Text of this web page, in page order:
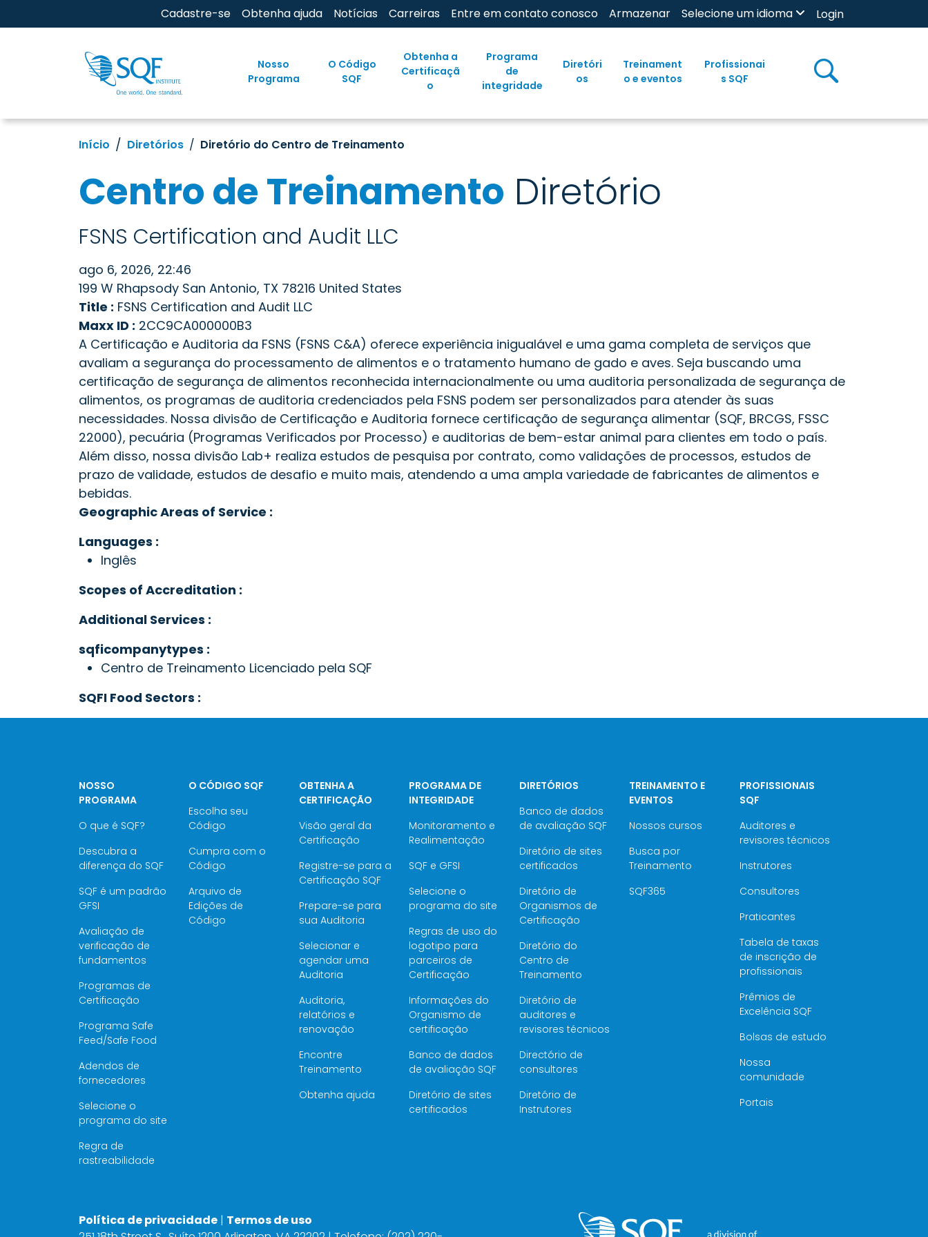
Cadastre-se Obtenha ajuda Notícias Carreiras Entre em contato conosco Armazenar Selecione um idioma Login
Nosso
Programa
O Código
SQF
Obtenha a
Certificaçã
o
Programa
de
integridade
Diretóri
os
Treinament
o e eventos
Profissionai
s SQF
Início Diretórios Diretório do Centro de Treinamento
Centro de Treinamento Diretório
FSNS Certification and Audit LLC
ago 6, 2026, 22:46
199 W Rhapsody San Antonio, TX 78216 United States
Title : FSNS Certification and Audit LLC
Maxx ID : 2CC9CA000000B3
A Certificação e Auditoria da FSNS (FSNS C&A) oferece experiência inigualável e uma gama completa de serviços que
avaliam a segurança do processamento de alimentos e o tratamento humano de gado e aves. Seja buscando uma
certificação de segurança de alimentos reconhecida internacionalmente ou uma auditoria personalizada de segurança de
alimentos, os programas de auditoria credenciados pela FSNS podem ser personalizados para atender às suas
necessidades. Nossa divisão de Certificação e Auditoria fornece certificação de segurança alimentar (SQF, BRCGS, FSSC
22000), pecuária (Programas Verificados por Processo) e auditorias de bem-estar animal para clientes em todo o país.
Além disso, nossa divisão Lab+ realiza estudos de pesquisa por contrato, como validações de processos, estudos de
prazo de validade, estudos de desafio e muito mais, atendendo a uma ampla variedade de fabricantes de alimentos e
bebidas.
Geographic Areas of Service :
Languages :
Inglês
Scopes of Accreditation :
Additional Services :
sqficompanytypes :
Centro de Treinamento Licenciado pela SQF
SQFI Food Sectors :
NOSSO
PROGRAMA
O que é SQF?
Descubra a
diferença do SQF
SQF é um padrão
GFSI
Avaliação de
verificação de
fundamentos
Programas de
Certificação
Programa Safe
Feed/Safe Food
Adendos de
fornecedores
Selecione o
programa do site
Regra de
rastreabilidade
O CÓDIGO SQF
Escolha seu
Código
Cumpra com o
Código
Arquivo de
Edições de
Código
OBTENHA A
CERTIFICAÇÃO
Visão geral da
Certificação
Registre-se para a
Certificação SQF
Prepare-se para
sua Auditoria
Selecionar e
agendar uma
Auditoria
Auditoria,
relatórios e
renovação
Encontre
Treinamento
Obtenha ajuda
PROGRAMA DE
INTEGRIDADE
Monitoramento e
Realimentação
SQF e GFSI
Selecione o
programa do site
Regras de uso do
logotipo para
parceiros de
Certificação
Informações do
Organismo de
certificação
Banco de dados
de avaliação SQF
Diretório de sites
certificados
DIRETÓRIOS
Banco de dados
de avaliação SQF
Diretório de sites
certificados
Diretório de
Organismos de
Certificação
Diretório do
Centro de
Treinamento
Diretório de
auditores e
revisores técnicos
Directório de
consultores
Diretório de
Instrutores
TREINAMENTO E
EVENTOS
Nossos cursos
Busca por
Treinamento
SQF365
PROFISSIONAIS
SQF
Auditores e
revisores técnicos
Instrutores
Consultores
Praticantes
Tabela de taxas
de inscrição de
profissionais
Prêmios de
Excelência SQF
Bolsas de estudo
Nossa
comunidade
Portais
Política de privacidade | Termos de uso